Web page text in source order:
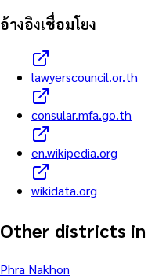
อ้างอิงเชื่อมโยง
lawyerscouncil.or.th
consular.mfa.go.th
en.wikipedia.org
wikidata.org
Other districts
Phra Nakhon